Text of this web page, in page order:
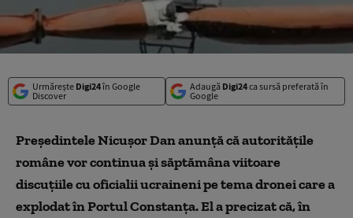
Urmărește Digi24în Google
Discover
Adaugă Digi24ca sursă preferată în
Google
Preşedintele Nicuşor Dan anunţă că autorităţile
române vor continua şi săptămâna viitoare
discuţiile cu oficialii ucraineni pe tema dronei care a
explodat în Portul Constanţa. El a precizat că, în